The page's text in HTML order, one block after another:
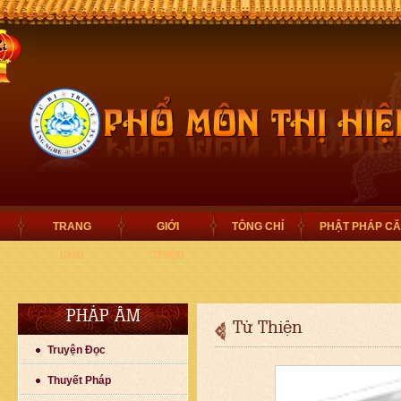
TRANG GIỚI
THIỆU
TÔNG CHỈ PHẬT PHÁP
PHÁP ÂM
Truyện Đọc
Thuyết Pháp
Từ Thiện